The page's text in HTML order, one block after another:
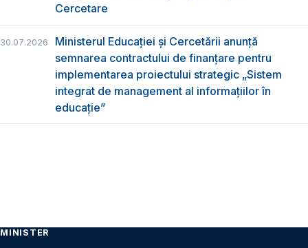
Cercetare
30.07.2026
Ministerul Educației și Cercetării anunță
semnarea contractului de finanțare pentru
implementarea proiectului strategic „Sistem
integrat de management al informațiilor în
educație”
MINISTER